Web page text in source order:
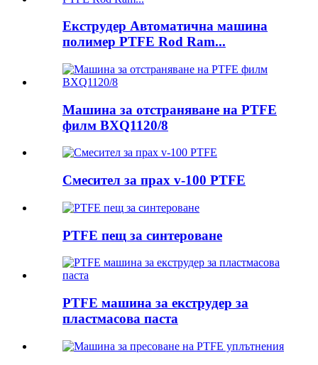
Екструдер Автоматична машина
полимер PTFE Rod Ram...
Машина за отстраняване на PTFE
филм BXQ1120/8
Смесител за прах v-100 PTFE
PTFE пещ за синтероване
PTFE машина за екструдер за
пластмасова паста